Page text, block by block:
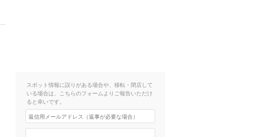
スポット情報に誤りがある場合や、移転・閉店して
いる場合は、こちらのフォームよりご報告いただけ
ると幸いです。